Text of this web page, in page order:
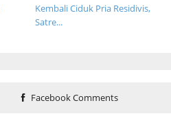
Kembali Ciduk Pria Residivis,
Satre...
Facebook Comments